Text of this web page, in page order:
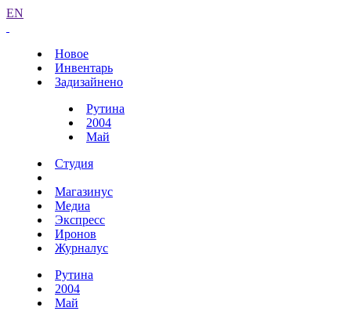
EN
Новое
Инвентарь
Задизайнено
Рутина
2004
Май
Студия
Магазинус
Медиа
Экспресс
Иронов
Журналус
Рутина
2004
Май